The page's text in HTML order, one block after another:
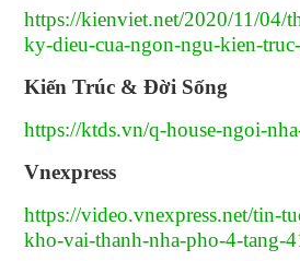
https://kienviet.net/2020/11/04/
ky-dieu-cua-ngon-ngu-kien-truc-
Kiến Trúc & Đời Sống
https://ktds.vn/q-house-ngoi-
Vnexpress
https://video.vnexpress.net/tin-
kho-vai-thanh-nha-pho-4-tang-